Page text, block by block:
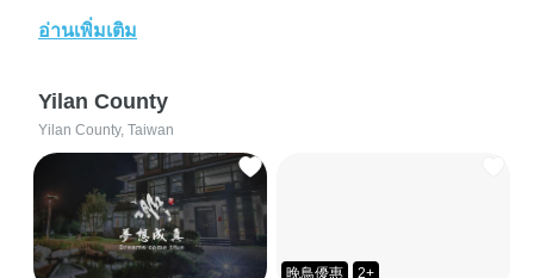
อ่านเพิ่มเติม
Yilan County
Yilan County, Taiwan
晚鳥優惠 2+